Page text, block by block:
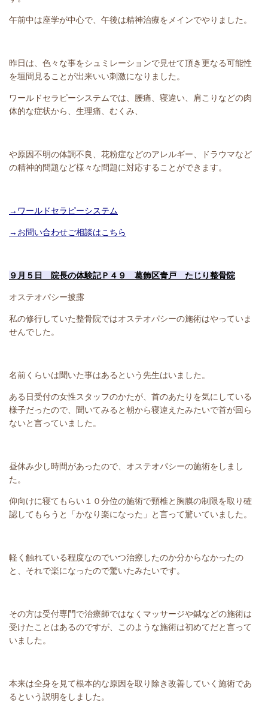
午前中は座学が中心で、午後は精神治療をメインでやりました。
昨日は、色々な事をシュミレーションで見せて頂き更なる可能性
を垣間見ることが出来いい刺激になりました。
ワールドセラピーシステムでは、腰痛、寝違い、肩こりなどの肉
体的な症状から、生理痛、むくみ、
や原因不明の体調不良、花粉症などのアレルギー、ドラウマなど
の精神的問題など様々な問題に対応することができます。
→ワールドセラピーシステム
→お問い合わせご相談はこちら
９月５日 院長の体験記Ｐ４９ 葛飾区青戸 たじり整骨院
オステオパシー披露
私の修行していた整骨院ではオステオパシーの施術はやっていま
せんでした。
名前くらいは聞いた事はあるという先生はいました。
ある日受付の女性スタッフのかたが、首のあたりを気にしている
様子だったので、聞いてみると朝から寝違えたみたいで首が回ら
ないと言っていました。
昼休み少し時間があったので、オステオパシーの施術をしまし
た。
仰向けに寝てもらい１０分位の施術で頸椎と胸膜の制限を取り確
認してもらうと「かなり楽になった」と言って驚いていました。
軽く触れている程度なのでいつ治療したのか分からなかったの
と、それで楽になったので驚いたみたいです。
その方は受付専門で治療師ではなくマッサージや鍼などの施術は
受けたことはあるのですが、このような施術は初めてだと言って
いました。
本来は全身を見て根本的な原因を取り除き改善していく施術であ
るという説明をしました。